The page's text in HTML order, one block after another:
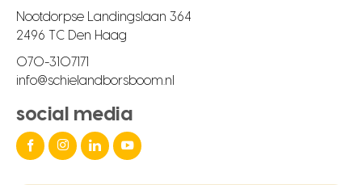
Nootdorpse Landingslaan 364
2496 TC Den Haag
070-3107171
info@schielandborsboom.nl
social media